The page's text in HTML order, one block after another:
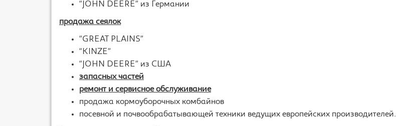
“JOHN DEERE” из Германии
продажа сеялок
“GREAT PLAINS”
“KINZE”
“JOHN DEERE” из США
запасных частей
ремонт и сервисное обслуживание
продажа кормоуборочных комбайнов
посевной и почвообрабатывающей техники ведущих европейских производителей.